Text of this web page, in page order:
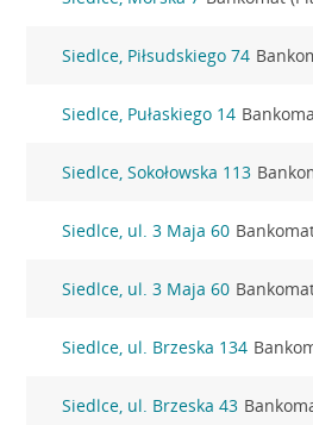
Siedlce, Piłsudskiego 74
Siedlce, Pułaskiego 14
Siedlce, Sokołowska 113
Siedlce, ul. 3 Maja 60
Siedlce, ul. 3 Maja 60
Siedlce, ul. Brzeska 134
Siedlce, ul. Brzeska 43